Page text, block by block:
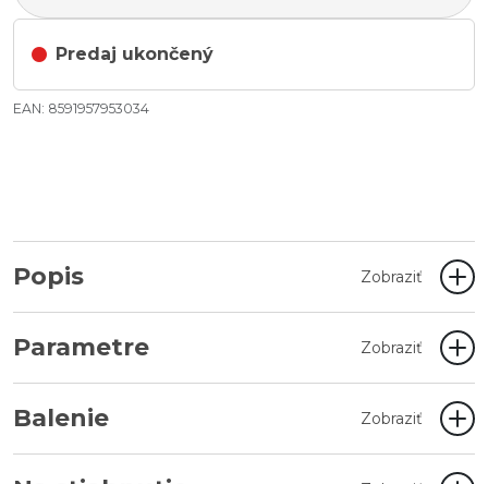
Predaj ukončený
EAN: 8591957953034
Popis Zobraziť
Parametre Zobraziť
Balenie Zobraziť